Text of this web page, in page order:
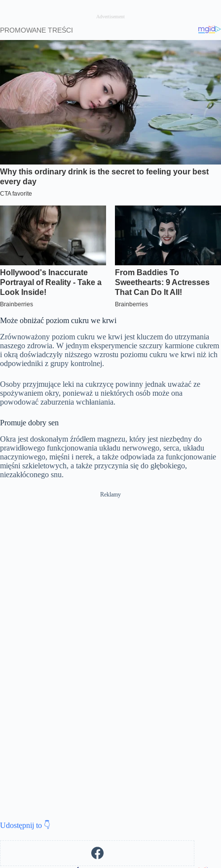
Advertisement
Może obniżać poziom cukru we krwi
Zrównoważony poziom cukru we krwi jest kluczem do utrzymania
naszego zdrowia. W jednym eksperymencie szczury karmione cukrem
i okrą doświadczyły niższego wzrostu poziomu cukru we krwi niż ich
odpowiedniki z grupy kontrolnej.
Osoby przyjmujące leki na cukrzycę powinny jednak uważać ze
spożywaniem okry, ponieważ u niektórych osób może ona
powodować zaburzenia wchłaniania.
Promuje dobry sen
Okra jest doskonałym źródłem magnezu, który jest niezbędny do
prawidłowego funkcjonowania układu nerwowego, serca, układu
naczyniowego, mięśni i nerek, a także odpowiada za funkcjonowanie
mięśni szkieletowych, a także przyczynia się do głębokiego,
niezakłóconego snu.
Reklamy
Udostępnij to 👇